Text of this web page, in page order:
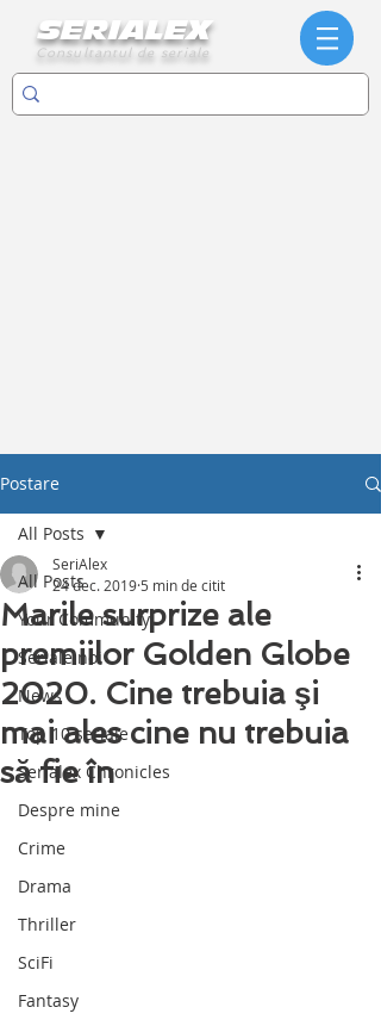
SERIALEX
Consultantul de seriale
Postare
All Posts
Your Community
Seriale noi
News
Top 10 seriale
Serialex Chronicles
Despre mine
Crime
Drama
Thriller
SciFi
Fantasy
All Posts
Marile surprize ale
premiilor Golden Globe
2020. Cine trebuia şi
mai ales cine nu trebuia
să fie în
SeriAlex
24 dec. 2019 5 min de citit